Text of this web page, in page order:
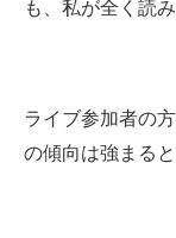
も、私が全く読
ライブ参加者の
の傾向は強まると